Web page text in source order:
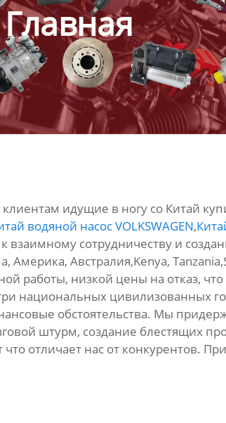
Главная
идущие в ногу со Китай
водяной насос VOLKSWAGEN,
взаимному сотрудничеству и
Америка, Австралия,Kenya,
работы, низкой цены на отказ,
национальных цивилизованных
обстоятельства. Мы
штурм, создание блестящих
отличает нас от конкурентов.